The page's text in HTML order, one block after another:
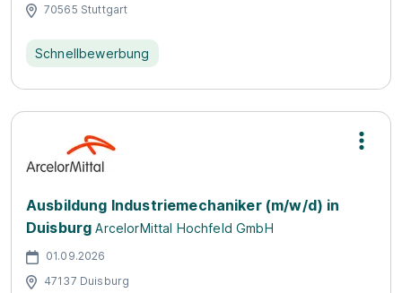
70565 Stuttgart
Schnellbewerbung
Ausbildung Industriemechaniker (m/w/d) in
Duisburg ArcelorMittal Hochfeld GmbH
01.09.2026
47137 Duisburg